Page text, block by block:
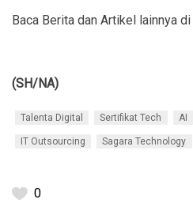
Baca Berita dan Artikel lainnya di
(SH/NA)
Talenta Digital Sertifikat Tech AI
IT Outsourcing Sagara Technology
0